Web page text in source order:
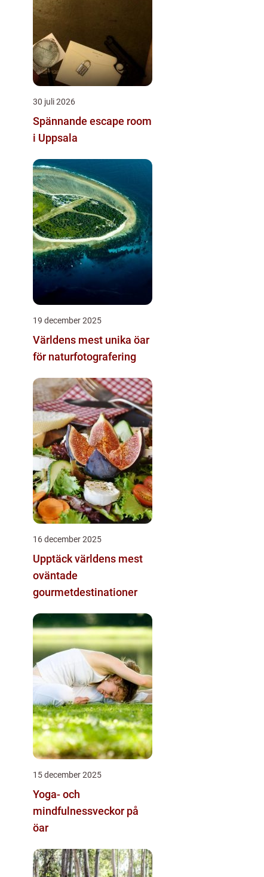
30 juli 2026
Spännande escape room
i Uppsala
19 december 2025
Världens mest unika öar
för naturfotografering
16 december 2025
Upptäck världens mest
oväntade
gourmetdestinationer
15 december 2025
Yoga- och
mindfulnessveckor på
öar